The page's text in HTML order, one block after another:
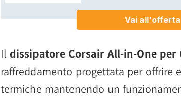
Il dissipatore Corsair All-in-One per
raffreddamento progettata per offrire
termiche mantenendo un